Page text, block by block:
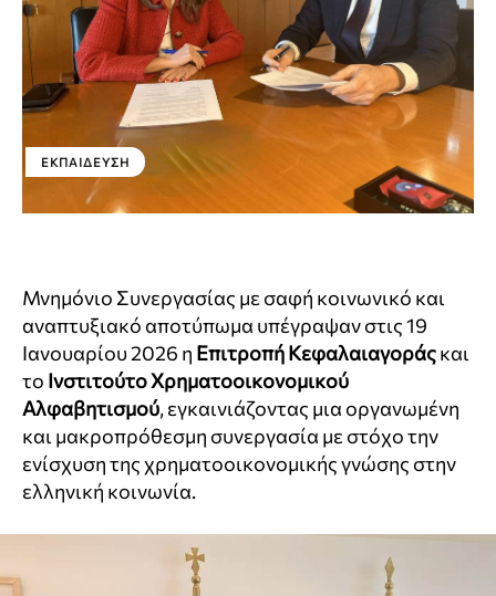
ΕΚΠΑΊΔΕΥΣΗ
Μνημόνιο Συνεργασίας με σαφή κοινωνικό και
αναπτυξιακό αποτύπωμα υπέγραψαν στις 19
Ιανουαρίου 2026 η Επιτροπή Κεφαλαιαγοράςκαι
το Ινστιτούτο Χρηματοοικονομικού
Αλφαβητισμού, εγκαινιάζοντας μια οργανωμένη
και μακροπρόθεσμη συνεργασία με στόχο την
ενίσχυση της χρηματοοικονομικής γνώσης στην
ελληνική κοινωνία.